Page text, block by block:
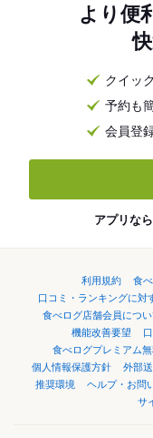
より便
クイッ
予約も
会員登
アプリな
利用規約 食
口コミ・ランキングに対
食べログ店舗会員につい
機能改善要望
食べログプレミアム
個人情報保護方針
外部
推奨環境
ヘルプ・お問
サ